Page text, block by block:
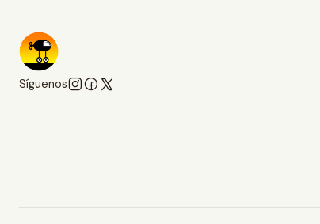
Síguenos